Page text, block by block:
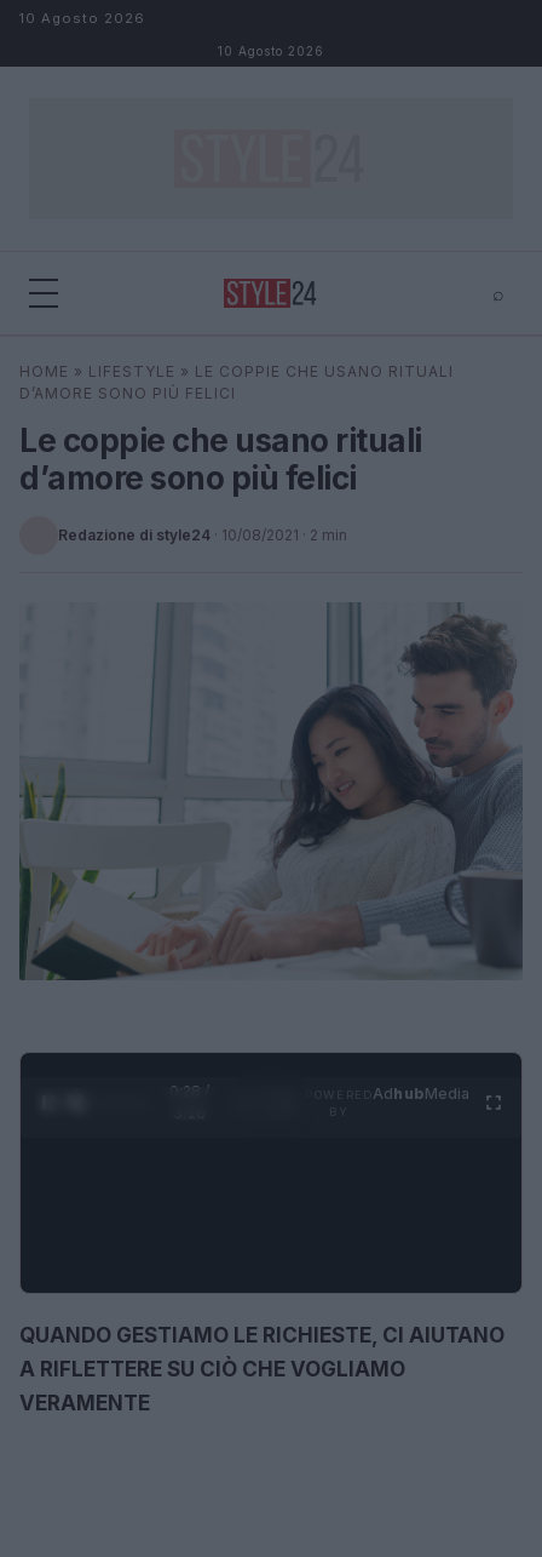
Salta al contenuto
10 Agosto 2026
10 Agosto 2026
⌕
Cerca
HOME » LIFESTYLE » LE COPPIE CHE USANO RITUALI
D’AMORE SONO PIÙ FELICI
Le coppie che usano rituali
d’amore sono più felici
Redazione di style24 · 10/08/2021 · 2 min
0:28 /
AdhubMedia
QUANDO GESTIAMO LE RICHIESTE, CI AIUTANO
A RIFLETTERE SU CIÒ CHE VOGLIAMO
VERAMENTE